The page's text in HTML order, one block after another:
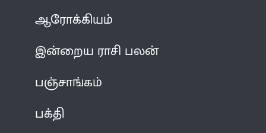
ஆரோக்கியம்
இன்றைய ராசி பலன்
பஞ்சாங்கம்
பக்தி